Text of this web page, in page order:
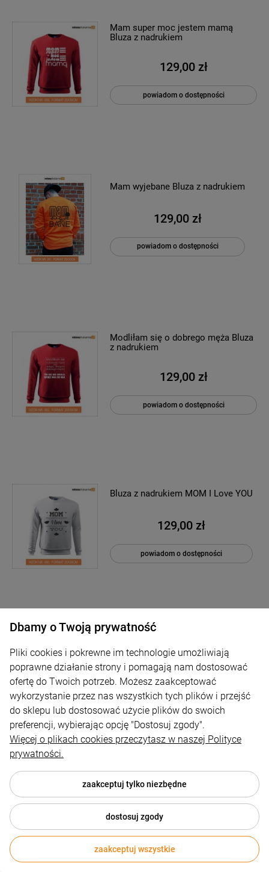
Mam super moc jestem mamą
Bluza z nadrukiem
129,00 zł
powiadom o dostępności
Mam wyjebane Bluza z nadrukiem
129,00 zł
powiadom o dostępności
Modliłam się o dobrego męża Bluza
z nadrukiem
129,00 zł
powiadom o dostępności
Bluza z nadrukiem MOM I Love YOU
129,00 zł
powiadom o dostępności
Bluza z nadrukiem
129,00 zł
powiadom o dostępności
Mr & Mrs Bluza dla par z nadrukiem
129,00 zł
Dbamy o Twoją prywatność
Pliki cookies i pokrewne im technologie umożliwiają
poprawne działanie strony i pomagają nam dostosować
ofertę do Twoich potrzeb. Możesz zaakceptować
wykorzystanie przez nas wszystkich tych plików i przejść
do sklepu lub dostosować użycie plików do swoich
preferencji, wybierając opcję "Dostosuj zgody".
Więcej o plikach cookies przeczytasz w naszej Polityce
prywatności.
zaakceptuj tylko niezbędne
dostosuj zgody
zaakceptuj wszystkie